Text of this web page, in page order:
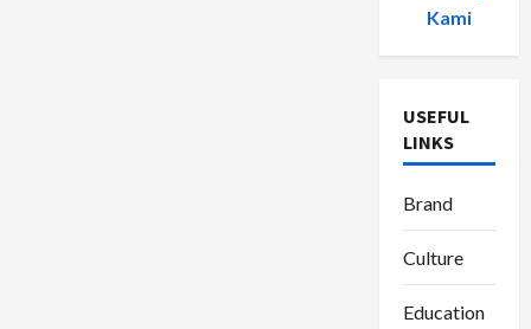
Kami
USEFUL
LINKS
Brand
Culture
Education